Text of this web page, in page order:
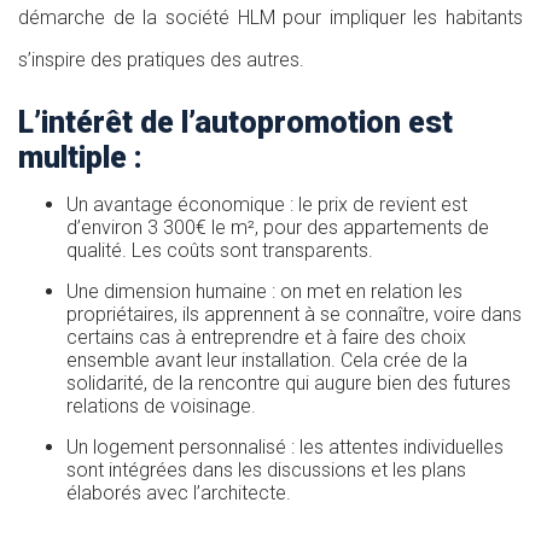
démarche de la société HLM pour impliquer les habitants
s’inspire des pratiques des autres.
L’intérêt de l’autopromotion est
multiple :
Un avantage économique : le prix de revient est
d’environ 3 300€ le m², pour des appartements de
qualité. Les coûts sont transparents.
Une dimension humaine : on met en relation les
propriétaires, ils apprennent à se connaître, voire dans
certains cas à entreprendre et à faire des choix
ensemble avant leur installation. Cela crée de la
solidarité, de la rencontre qui augure bien des futures
relations de voisinage.
Un logement personnalisé : les attentes individuelles
sont intégrées dans les discussions et les plans
élaborés avec l’architecte.